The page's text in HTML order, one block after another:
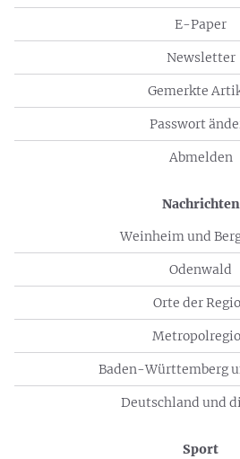
E-Paper
Newsletter
Gemerkte
Passwort
Abmelden
Nachrichten
Weinheim und
Odenwald
Orte der
Baden-Württemberg
Deutschland und
Sport